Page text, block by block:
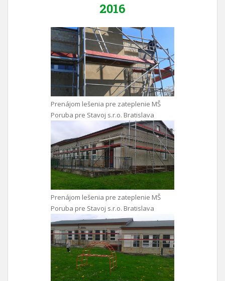
2016
Prenájom lešenia pre zateplenie MŠ
Poruba pre Stavoj s.r.o. Bratislava
Prenájom lešenia pre zateplenie MŠ
Poruba pre Stavoj s.r.o. Bratislava